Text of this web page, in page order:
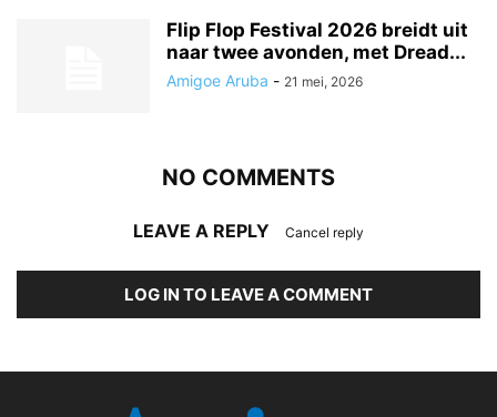
Flip Flop Festival 2026 breidt uit
naar twee avonden, met Dread...
Amigoe Aruba - 21 mei, 2026
NO COMMENTS
LEAVE A REPLY Cancel reply
LOG IN TO LEAVE A COMMENT